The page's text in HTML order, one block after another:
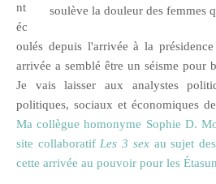
soulève la douleur des femmes
nt
éc
oulés depuis l'arrivée à la
arrivée a semblé être un séisme pour
Je vais laisser aux analystes
politiques, sociaux et économiques
Ma collègue homonyme Sophie D.
site collaboratif Les 3 sexau sujet
cette arrivée au pouvoir pour les